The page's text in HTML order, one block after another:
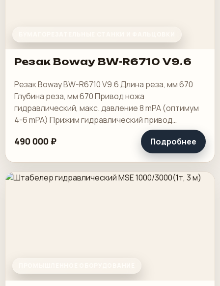
Резак Boway BW-R6710 V9.6
Резак Boway BW-R6710 V9.6 Длина реза, мм 670
Глубина реза, мм 670 Привод ножа
гидравлический, макс. давление 8 mPA (оптимум
4-6 mPA) Прижим гидравлический привод
Комплектация подставка (тумбочка)
Минимальная глубина.
490 000 ₽ Подробнее